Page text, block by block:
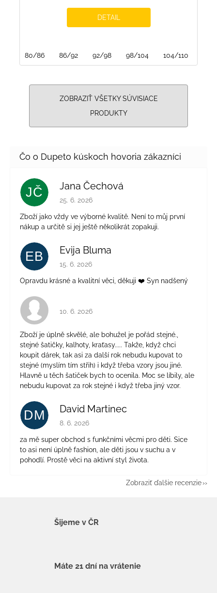
DETAIL
80/86 86/92 92/98 98/104 104/110
ZOBRAZIŤ VŠETKY SÚVISIACE
PRODUKTY
JČ Jana Čechová
Hodnotenie obchodu je 5 z 5 hviezdičiek.
25. 6. 2026
Zboží jako vždy ve výborné kvalitě. Není to můj první
nákup a určitě si jej ještě několikrát zopakuji.
EB Evija Bluma
Hodnotenie obchodu je 5 z 5 hviezdičiek.
15. 6. 2026
Opravdu krásné a kvalitní věci, děkuji ❤️ Syn nadšený
Hodnotenie obchodu je 4 z 5 hviezdičiek.
10. 6. 2026
Zboží je úplně skvělé, ale bohužel je pořád stejné.,
stejné šatičky, kalhoty, kraťasy..... Takže, když chci
koupit dárek, tak asi za další rok nebudu kupovat to
stejné (myslím tím střih) i když třeba vzory jsou jiné.
Hlavně u těch šatiček bych to ocenila. Moc se líbily, ale
nebudu kupovat za rok stejné i když třeba jiný vzor.
DM David Martinec
Hodnotenie obchodu je 5 z 5 hviezdičiek.
8. 6. 2026
za mě super obchod s funkčními věcmi pro děti. Sice
to asi není úplně fashion, ale děti jsou v suchu a v
pohodlí. Prostě věci na aktivní styl života.
Zobraziť ďalšie recenzie
Šijeme v ČR
Máte 21 dní na vrátenie